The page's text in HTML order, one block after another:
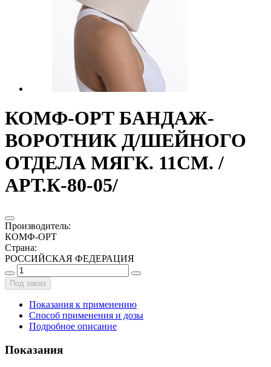
КОМФ-ОРТ БАНДАЖ-
ВОРОТНИК Д/ШЕЙНОГО
ОТДЕЛА МЯГК. 11СМ. /
АРТ.К-80-05/
Производитель:
КОМФ-ОРТ
Страна:
РОССИЙСКАЯ ФЕДЕРАЦИЯ
Под заказ
Показания к применению
Способ применения и дозы
Подробное описание
Показания